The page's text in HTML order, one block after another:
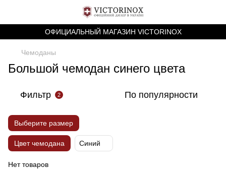
ОФИЦИАЛЬНЫЙ МАГАЗИН VICTORINOX
Чемоданы
Большой чемодан синего цвета
Фильтр 2 По популярности
Выберите размер
Цвет чемодана Синий
Нет товаров